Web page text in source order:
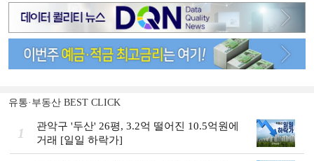
유통·부동산 BEST CLICK
1
관악구 '두산' 26평, 3.2억 떨어진 10.5억원에
거래 [일일 하락가]